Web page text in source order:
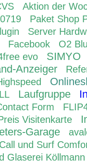
Aktion der
Paket Shop
Server
Facebook
O2
evo
SIMYO
Anzeiger
Laufgruppe
Form
Visitenkarte
Garage
Call und Surf
Glaserei Köllmann